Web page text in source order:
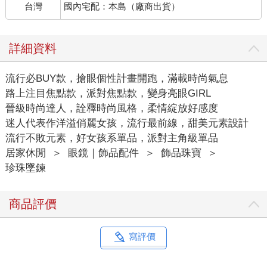
台灣 國內宅配：本島（廠商出貨）
詳細資料
流行必BUY款，搶眼個性計畫開跑，滿載時尚氣息
路上注目焦點款，派對焦點款，變身亮眼GIRL
晉級時尚達人，詮釋時尚風格，柔情綻放好感度
迷人代表作洋溢俏麗女孩，流行最前線，甜美元素設計
流行不敗元素，好女孩系單品，派對主角級單品
居家休閒
＞ 眼鏡｜飾品配件 ＞ 飾品珠寶
＞
珍珠墜鍊
商品評價
寫評價